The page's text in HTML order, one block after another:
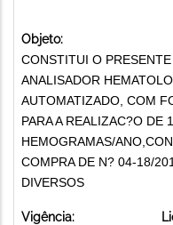
Objeto:
CONSTITUI O
ANALISADOR
AUTOMATIZADO, COM
PARA A REALIZAC?O DE
HEMOGRAMAS/
COMPRA DE N? 04-18/
DIVERSOS
Vigência: